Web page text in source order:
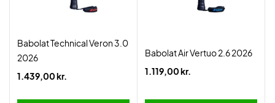
Babolat Technical Veron 3.0
2026
1.439,00 kr.
Babolat Air Vertuo 2.6 2026
1.119,00 kr.